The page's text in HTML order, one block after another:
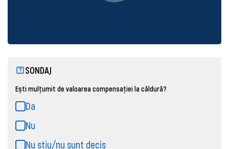
SONDAJ
Ești mulțumit de valoarea compensației la căldură?
Da
Nu
Nu știu/nu sunt decis